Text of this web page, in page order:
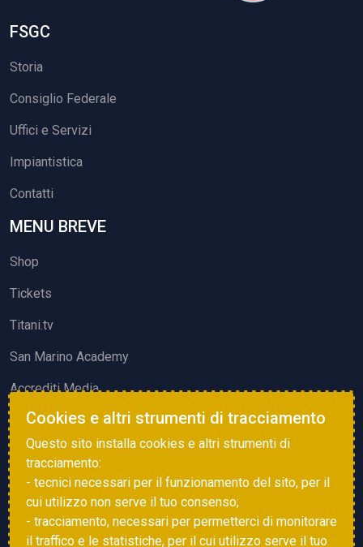
FSGC
Storia
Consiglio Federale
Uffici e Servizi
Impiantistica
Contatti
MENU BREVE
Shop
Tickets
Titani.tv
San Marino Academy
Accrediti Media
ATTIVITÀ ED EVENTI
Squadre di Calcio
Associazione Sammarinese Arbitri
Vota gol e parata
Cookies e altri strumenti di tracciamento
Questo sito installa cookies e altri strumenti di
tracciamento:
- tecnici necessari per il funzionamento del sito, per il
cui utilizzo non serve il tuo consenso;
- tracciamento, necessari per permetterci di monitorare
il traffico e le statistiche, per il cui utilizzo serve il tuo